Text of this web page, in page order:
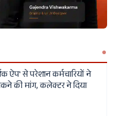
ऐप' से परेशान कर्मचारियों ने
की मांग, कलेक्टर ने दिया